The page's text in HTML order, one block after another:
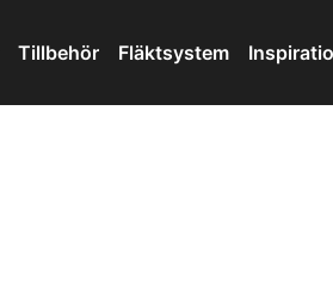
Tillbehör Fläktsystem